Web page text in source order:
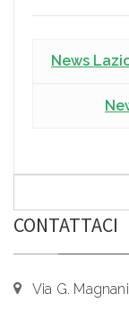
News
CONTATTACI
Via G.